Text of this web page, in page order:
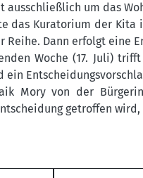
ausschließlich um das
das Kuratorium der Kita
Reihe. Dann erfolgt eine
Woche (17. Juli)
ein
Mory von der
getroffen